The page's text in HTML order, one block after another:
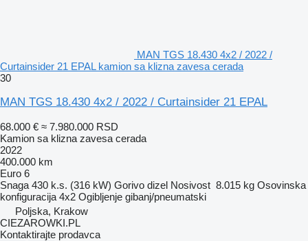
MAN TGS 18.430 4x2 / 2022 /
Curtainsider 21 EPAL kamion sa klizna zavesa cerada
30
MAN TGS 18.430 4x2 / 2022 / Curtainsider 21 EPAL
68.000 € ≈ 7.980.000 RSD
Kamion sa klizna zavesa cerada
2022
400.000 km
Euro 6
Snaga 430 k.s. (316 kW) Gorivo dizel Nosivost 8.015 kg Osovinska
konfiguracija 4x2 Ogibljenje gibanj/pneumatski
Poljska, Krakow
CIEZAROWKI.PL
Kontaktirajte prodavca